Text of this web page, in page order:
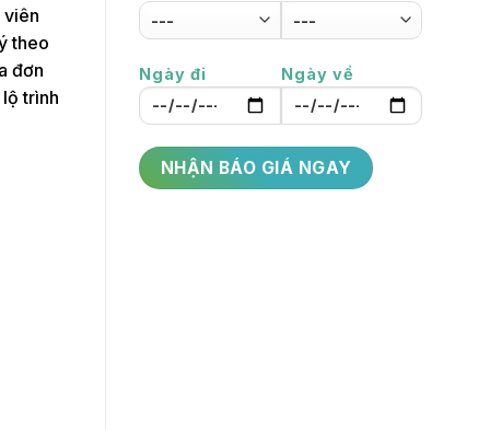
viên
theo
đơn
trình
Ngày đi Ngày về